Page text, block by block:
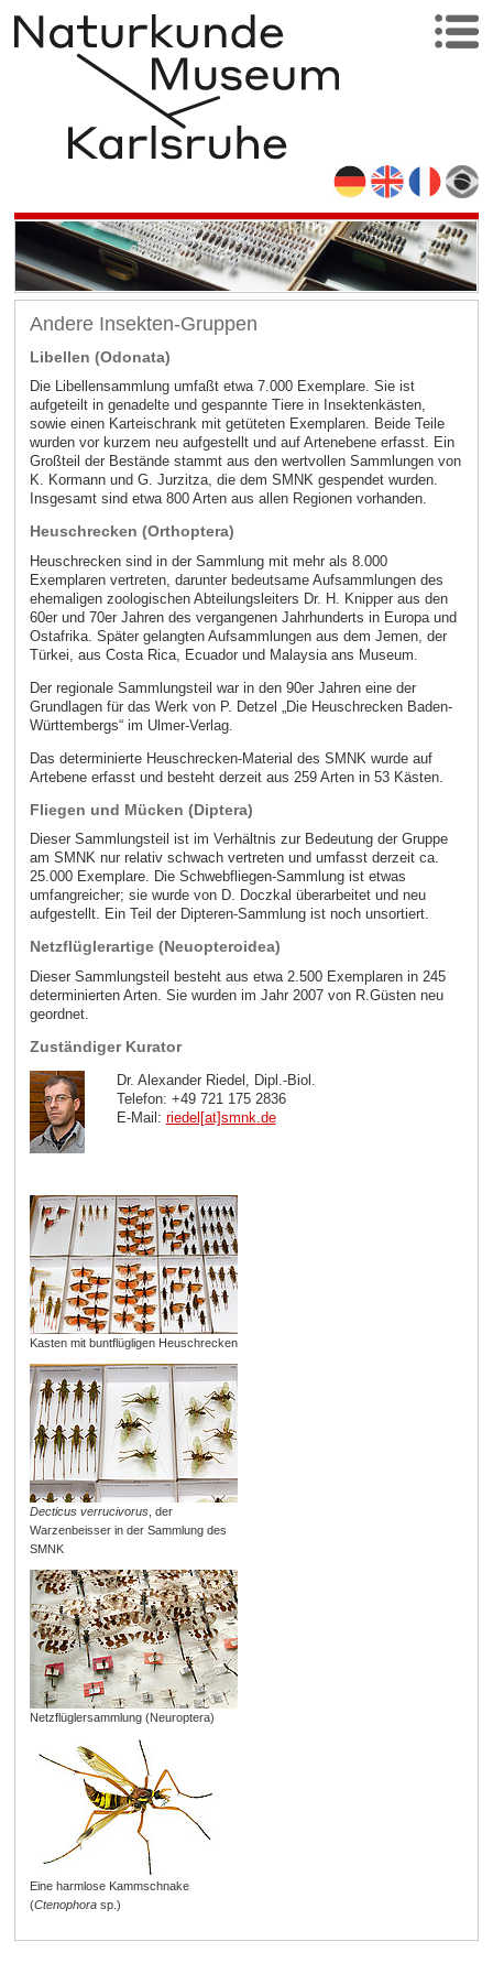
Andere Insekten-Gruppen
Libellen (Odonata)
Die Libellensammlung umfaßt etwa 7.000 Exemplare. Sie ist
aufgeteilt in genadelte und gespannte Tiere in Insektenkästen,
sowie einen Karteischrank mit getüteten Exemplaren. Beide Teile
wurden vor kurzem neu aufgestellt und auf Artenebene erfasst. Ein
Großteil der Bestände stammt aus den wertvollen Sammlungen von
K. Kormann und G. Jurzitza, die dem SMNK gespendet wurden.
Insgesamt sind etwa 800 Arten aus allen Regionen vorhanden.
Heuschrecken (Orthoptera)
Heuschrecken sind in der Sammlung mit mehr als 8.000
Exemplaren vertreten, darunter bedeutsame Aufsammlungen des
ehemaligen zoologischen Abteilungsleiters Dr. H. Knipper aus den
60er und 70er Jahren des vergangenen Jahrhunderts in Europa und
Ostafrika. Später gelangten Aufsammlungen aus dem Jemen, der
Türkei, aus Costa Rica, Ecuador und Malaysia ans Museum.
Der regionale Sammlungsteil war in den 90er Jahren eine der
Grundlagen für das Werk von P. Detzel „Die Heuschrecken Baden-
Württembergs“ im Ulmer-Verlag.
Das determinierte Heuschrecken-Material des SMNK wurde auf
Artebene erfasst und besteht derzeit aus 259 Arten in 53 Kästen.
Fliegen und Mücken (Diptera)
Dieser Sammlungsteil ist im Verhältnis zur Bedeutung der Gruppe
am SMNK nur relativ schwach vertreten und umfasst derzeit ca.
25.000 Exemplare. Die Schwebfliegen-Sammlung ist etwas
umfangreicher; sie wurde von D. Doczkal überarbeitet und neu
aufgestellt. Ein Teil der Dipteren-Sammlung ist noch unsortiert.
Netzflüglerartige (Neuopteroidea)
Dieser Sammlungsteil besteht aus etwa 2.500 Exemplaren in 245
determinierten Arten. Sie wurden im Jahr 2007 von R.Güsten neu
geordnet.
Zuständiger Kurator
Dr. Alexander Riedel, Dipl.-Biol.
Telefon: +49 721 175 2836
E-Mail: riedel[at]smnk de
Kasten mit buntflügligen Heuschrecken
Decticus verrucivorus, der
Warzenbeisser in der Sammlung des
SMNK
Netzflüglersammlung (Neuroptera)
Eine harmlose Kammschnake
(Ctenophorasp.)